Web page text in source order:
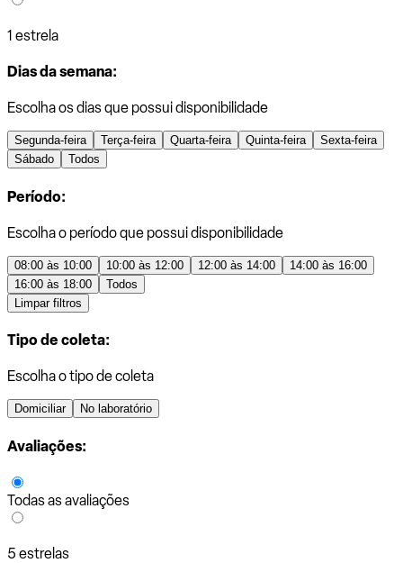
1 estrela
Dias da semana:
Escolha os dias que possui disponibilidade
Segunda-feira Terça-feira Quarta-feira Quinta-feira
Sexta-feira
Sábado
Todos
Período:
Escolha o período que possui disponibilidade
08:00 às 10:00 10:00 às 12:00 12:00 às 14:00
14:00 às 16:00
16:00 às 18:00
Todos
Limpar filtros
Tipo de coleta:
Escolha o tipo de coleta
Domiciliar No laboratório
Avaliações:
Todas as avaliações
5 estrelas